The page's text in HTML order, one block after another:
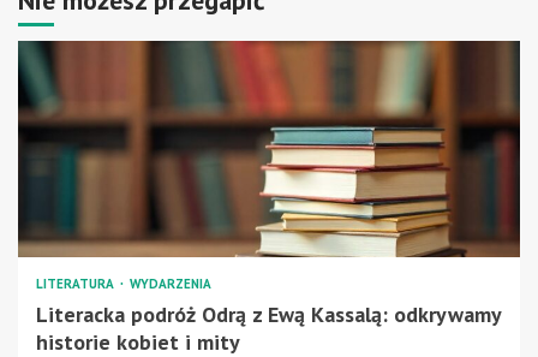
LITERATURA WYDARZENIA
Literacka podróż Odrą z Ewą Kassalą: odkrywamy
historie kobiet i mity